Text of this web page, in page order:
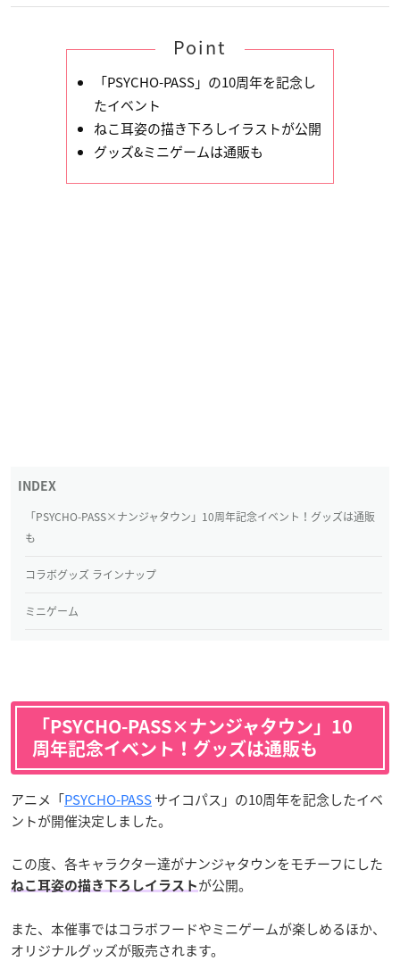
Point
「PSYCHO-PASS」の10周年を記念し
たイベント
ねこ耳姿の描き下ろしイラストが公開
グッズ&ミニゲームは通販も
「PSYCHO-PASS×ナンジャタウン」10周年記念イベント！グッズは通販
も
コラボグッズ ラインナップ
ミニゲーム
「PSYCHO-PASS×ナンジャタウン」10
周年記念イベント！グッズは通販も
アニメ「PSYCHO-PASSサイコパス」の10周年を記念したイベ
ントが開催決定しました。
この度、各キャラクター達がナンジャタウンをモチーフにした
ねこ耳姿の描き下ろしイラスト が公開。
また、本催事ではコラボフードやミニゲームが楽しめるほか、
オリジナルグッズが販売されます。